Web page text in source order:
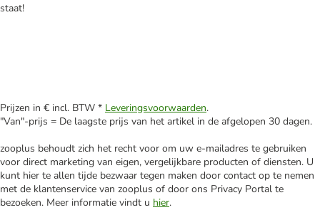
staat!
Prijzen in € incl. BTW * Leveringsvoorwaarden.
"Van"-prijs = De laagste prijs van het artikel in de afgelopen 30 dagen.
zooplus behoudt zich het recht voor om uw e-mailadres te gebruiken
voor direct marketing van eigen, vergelijkbare producten of diensten. U
kunt hier te allen tijde bezwaar tegen maken door contact op te nemen
met de klantenservice van zooplus of door ons Privacy Portal te
bezoeken. Meer informatie vindt u hier.